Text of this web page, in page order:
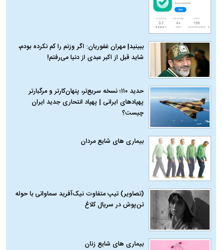
ببینید| مهران غفوریان: اگر وزنم را کم نکرده بودم،
شاید قبل از اکبر عبدی از دنیا می‌رفتم!
حدید ۱۱۰؛ نسخه سریع‌تر، پنهان‌کارتر و مرگبارتر
پهپادهای ایرانی | پهپاد انتحاری جدید ایران
چیست؟
بیماری‌ های شایع مردان
(تصاویر) تیپ متفاوت نیک‌آفرید سماواتی با حوله
تن‌پوش در سریال کلاغ
بیماری‌ های شایع زنان